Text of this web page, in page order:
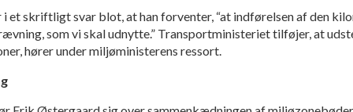
et skriftligt svar blot, at han forventer, “at indførelsen af den
som vi skal udnytte.” Transportministeriet tilføjer, at
hører under miljøministerens ressort.